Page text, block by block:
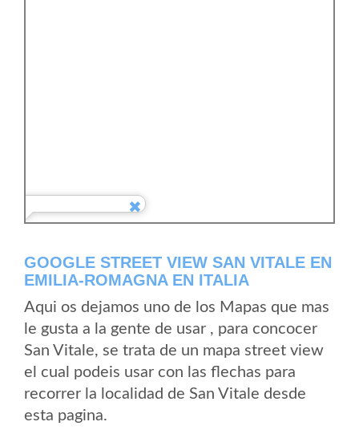
GOOGLE STREET VIEW SAN VITALE EN
EMILIA-ROMAGNA EN ITALIA
Aqui os dejamos uno de los Mapas que mas
le gusta a la gente de usar , para concocer
San Vitale, se trata de un mapa street view
el cual podeis usar con las flechas para
recorrer la localidad de San Vitale desde
esta pagina.